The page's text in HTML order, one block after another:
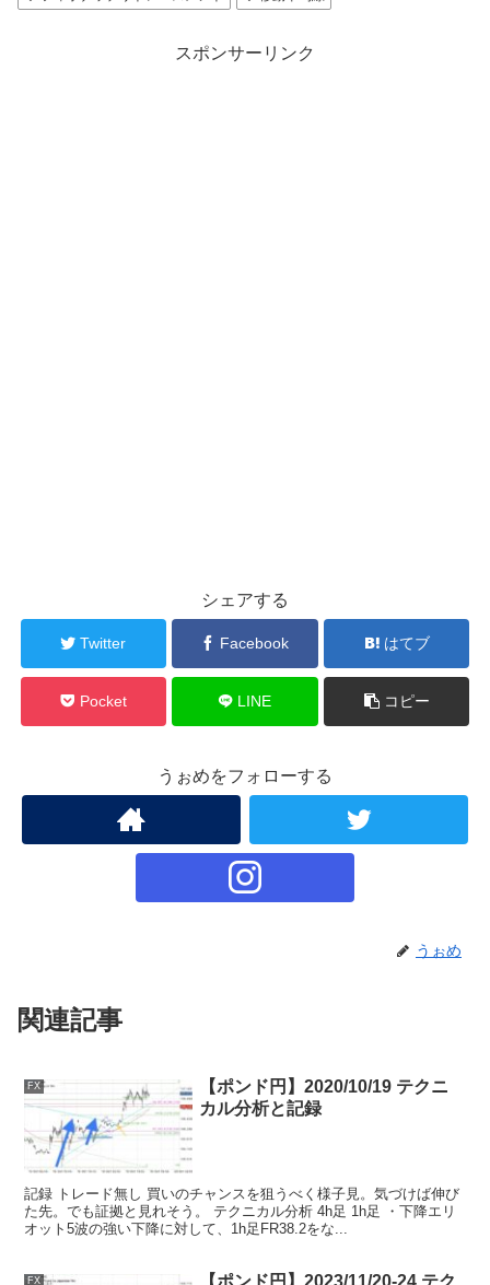
スポンサーリンク
シェアする
Twitter Facebook はてブ
Pocket LINE コピー
うぉめをフォローする
うぉめ
関連記事
FX
【ポンド円】2020/10/19 テクニ
カル分析と記録
記録 トレード無し 買いのチャンスを狙うべく様子見。気づけば伸び
た先。でも証拠と見れそう。 テクニカル分析 4h足 1h足 ・下降エリ
オット5波の強い下降に対して、1h足FR38.2をな...
FX
【ポンド円】2023/11/20-24 テク